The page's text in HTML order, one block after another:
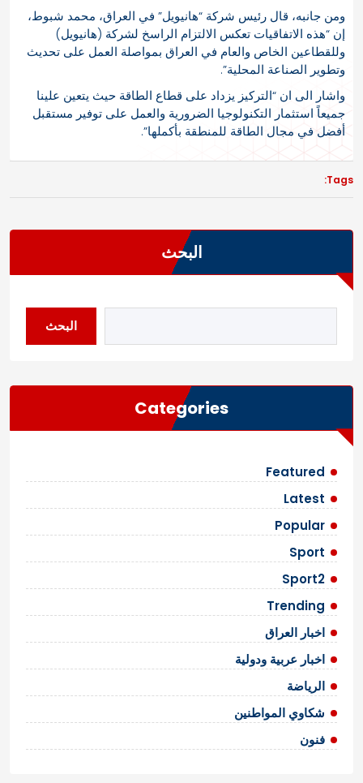
ومن جانبه، قال رئيس شركة “هانيويل” في العراق، محمد شبوط،
إن “هذه الاتفاقيات تعكس الالتزام الراسخ لشركة (هانيويل)
وللقطاعين الخاص والعام في العراق بمواصلة العمل على تحديث
وتطوير الصناعة المحلية”.
واشار الى ان “التركيز يزداد على قطاع الطاقة حيث يتعين علينا
جميعاً استثمار التكنولوجيا الضرورية والعمل على توفير مستقبل
أفضل في مجال الطاقة للمنطقة بأكملها”.
Tags:
البحث
البحث
Categories
Featured
Latest
Popular
Sport
Sport2
Trending
اخبار العراق
اخبار عربية ودولية
الرياضة
شكاوي المواطنين
فنون